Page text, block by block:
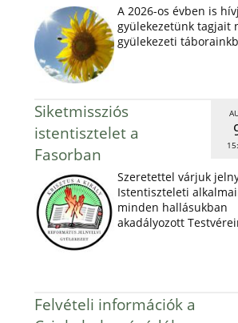
A 2026-os évben is
gyülekezetünk tagjait
gyülekezeti
Siketmissziós
istentisztelet a
Fasorban
Szeretettel várjuk
Istentiszteleti
minden hallásukban
akadályozott
Felvételi információk a